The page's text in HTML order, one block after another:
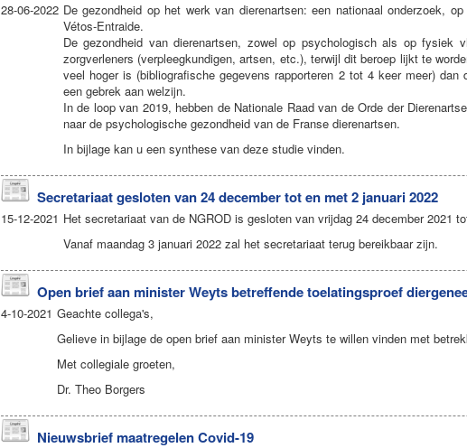
De gezondheid op het werk van dierenartsen: een nationaal onderzoek,
Vétos-Entraide.
De gezondheid van dierenartsen, zowel op psychologisch als op
zorgverleners (verpleegkundigen, artsen, etc.), terwijl dit beroep lijkt te
veel hoger is (bibliografische gegevens rapporteren 2 tot 4 keer meer)
een gebrek aan welzijn.
In de loop van 2019, hebben de Nationale Raad van de Orde der
naar de psychologische gezondheid van de Franse dierenartsen.
In bijlage kan u een synthese van deze studie vinden.
28-06-2022
Secretariaat gesloten van 24 december tot en met 2 januari 2022
Het secretariaat van de NGROD is gesloten van vrijdag 24 december 2021
Vanaf maandag 3 januari 2022 zal het secretariaat terug bereikbaar zijn.
15-12-2021
Open brief aan minister Weyts betreffende toelatingsproef
Geachte collega's,
Gelieve in bijlage de open brief aan minister Weyts te willen vinden met
Met collegiale groeten,
Dr. Theo Borgers
4-10-2021
Nieuwsbrief maatregelen Covid-19